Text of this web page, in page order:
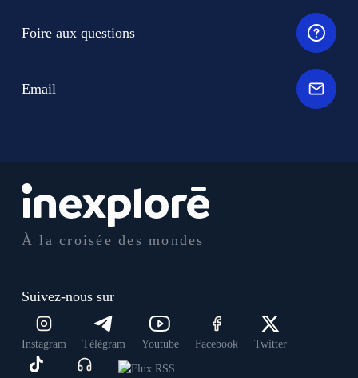
À la croisée des mondes
Suivez-nous sur
Instagram Télégram Youtube Facebook Twitter
Foire aux questions
Email